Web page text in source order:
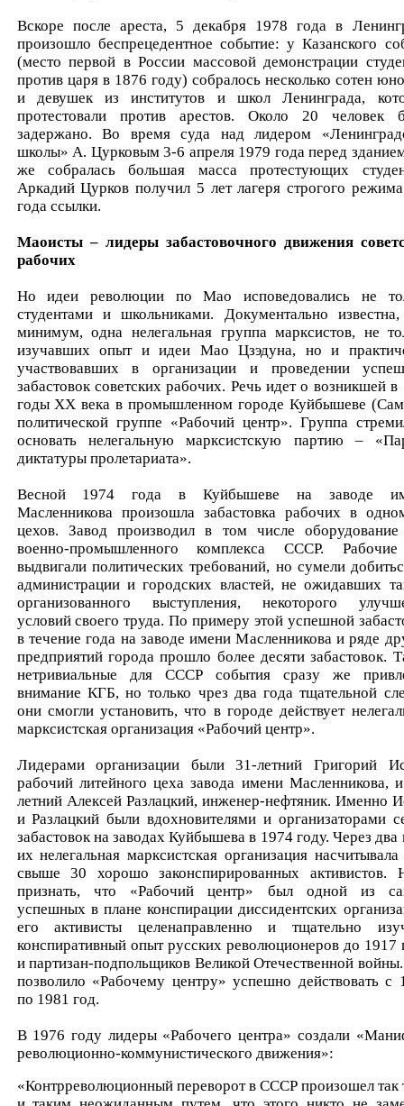
Вскоре после ареста, 5 декабря 1978 года в
произошло беспрецедентное событие: у Казанского
(место первой в России массовой демонстрации
против царя в 1876 году) собралось несколько сотен
и девушек из институтов и школ Ленинграда,
протестовали против арестов. Около 20 человек
задержано. Во время суда над лидером
школы» А. Цурковым 3-6 апреля 1979 года перед
же собралась большая масса протестующих
Аркадий Цурков получил 5 лет лагеря строгого
года ссылки.
Маоисты – лидеры забастовочного движения
рабочих
Но идеи революции по Мао исповедовались не
студентами и школьниками. Документально
минимум, одна нелегальная группа марксистов, не
изучавших опыт и идеи Мао Цзэдуна, но и
участвовавших в организации и проведении
забастовок советских рабочих. Речь идет о возникшей в
годы XX века в промышленном городе Куйбышеве
политической группе «Рабочий центр». Группа
основать нелегальную марксистскую партию –
диктатуры пролетариата».
Весной 1974 года в Куйбышеве на заводе
Масленникова произошла забастовка рабочих в
цехов. Завод производил в том числе
военно-промышленного комплекса СССР.
выдвигали политических требований, но сумели
администрации и городских властей, не ожидавших
организованного выступления, некоторого
условий своего труда. По примеру этой успешной
в течение года на заводе имени Масленникова и ряде
предприятий города прошло более десяти забастовок.
нетривиальные для СССР события сразу же
внимание КГБ, но только чрез два года тщательной
они смогли установить, что в городе действует
марксистская организация «Рабочий центр».
Лидерами организации были 31-летний Григорий
рабочий литейного цеха завода имени Масленникова,
летний Алексей Разлацкий, инженер-нефтяник. Именно
и Разлацкий были вдохновителями и организаторами
забастовок на заводах Куйбышева в 1974 году. Через два
их нелегальная марксистская организация
свыше 30 хорошо законспирированных активистов.
признать, что «Рабочий центр» был одной из
успешных в плане конспирации диссидентских
его активисты целенаправленно и тщательно
конспиративный опыт русских революционеров до 1917
и партизан-подпольщиков Великой Отечественной
позволило «Рабочему центру» успешно действовать с
по 1981 год.
В 1976 году лидеры «Рабочего центра» создали
революционно-коммунистического движения»:
«Контрреволюционный переворот в СССР произошел так